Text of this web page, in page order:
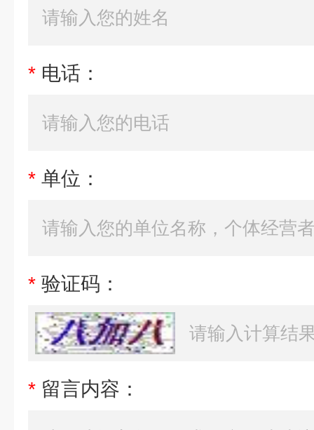
* 电话：
* 单位：
* 验证码：
* 留言内容：